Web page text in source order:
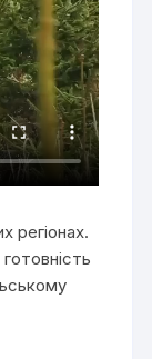
регіонах.